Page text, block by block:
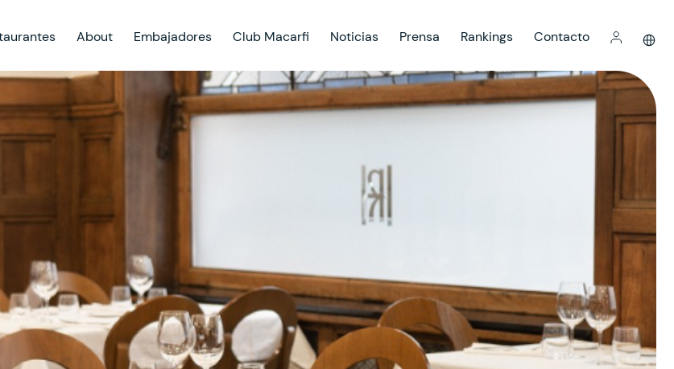
About Embajadores Club Macarfi Noticias Prensa Rankings Contacto